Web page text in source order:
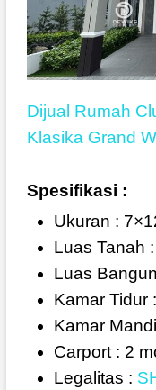
Dijual Rumah
Klasika Grand
Spesifikasi :
Ukuran :
Luas Tanah
Luas
Kamar Tidur :
Kamar
Carport : 2
Legalitas :